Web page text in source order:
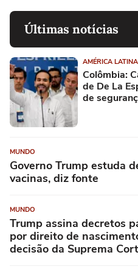
Últimas notícias
AMÉRICA LATINA
Colômbia:
de De La
de
MUNDO
Governo Trump estuda
vacinas, diz fonte
MUNDO
Trump assina decretos
por direito de
decisão da Suprema